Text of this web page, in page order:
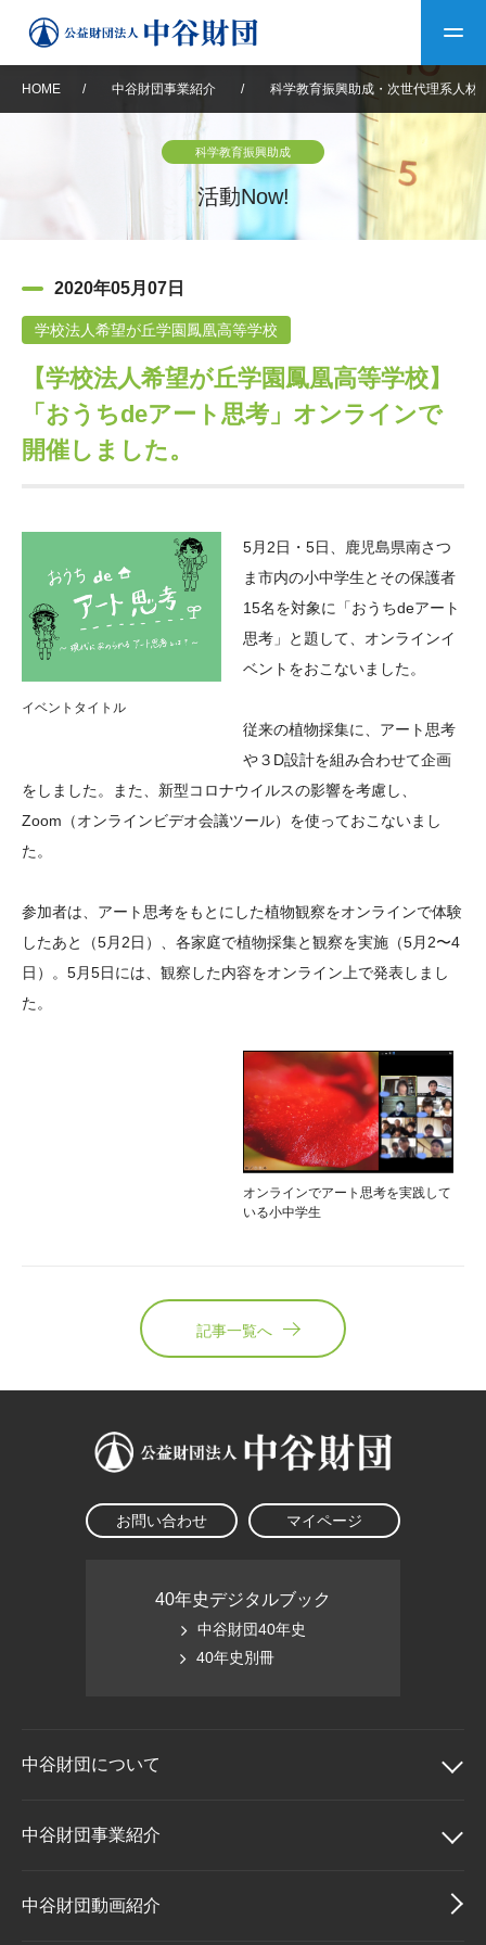
中谷財団について
設立趣意書 財団概要
沿革 40年史デジタルブック
中谷財団40年史
年報一覧 中谷財団レポート
中谷財団事業紹介 中谷賞
神戸賞 長期大型研究助成
研究助成
ム
科学教育振興助成・
次世代理系人材育成プ
中谷財団動画紹介
その他情報
その他情報
よくあるご質問
サイトマップ 中谷財団アーカイブ
English マイページ
HOME / 中谷財団事業紹介 / 科学教育振興助成・次世代理系人材
科学教育振興助成
活動Now!
2020年05月07日
学校法人希望が丘学園鳳凰高等学校
【学校法人希望が丘学園鳳凰高等学校】
「おうちdeアート思考」オンラインで
開催しました。
イベントタイトル
5月2日・5日、鹿児島県南さつ
ま市内の小中学生とその保護者
15名を対象に「おうちdeアート
思考」と題して、オンラインイ
ベントをおこないました。
従来の植物採集に、アート思考
や３D設計を組み合わせて企画
をしました。また、新型コロナウイルスの影響を考慮し、
Zoom（オンラインビデオ会議ツール）を使っておこないまし
た。
参加者は、アート思考をもとにした植物観察をオンラインで体験
したあと（5月2日）、各家庭で植物採集と観察を実施（5月2〜4
日）。5月5日には、観察した内容をオンライン上で発表しまし
た。
オンラインでアート思考を実践して
いる小中学生
記事一覧へ
お問い合わせ マイページ
40年史デジタルブック
中谷財団40年史
40年史別冊
中谷財団について
中谷財団について
理事長挨拶
中谷財団事業紹介
中谷財団事業紹介
中谷財団動画紹介